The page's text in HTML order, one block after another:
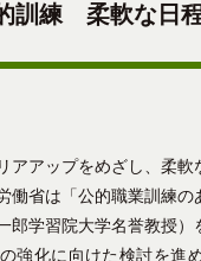
訓練 柔軟な日
アアップをめざし、柔軟
省は「公的職業訓練の
郎学習院大学名誉教授）
強化に向けた検討を進